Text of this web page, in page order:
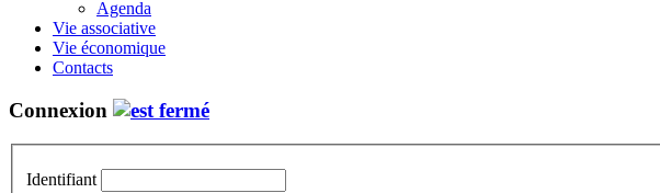
Agenda
Vie associative
Vie économique
Contacts
Connexion
Identifiant